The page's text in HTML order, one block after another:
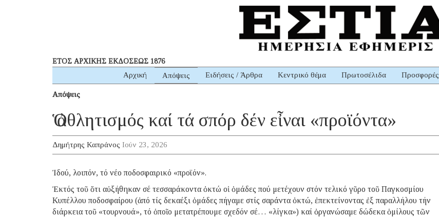
ΕΤΟΣ ΑΡΧΙΚΗΣ ΕΚΔΟΣΕΩΣ 1876
Αρχική Απόψεις Ειδήσεις / Άρθρα Κεντρικό θέμα Πρωτοσέλιδα Προσφορές
Απόψεις
Ὁ ἀθλητισμός καί τά σπόρ δέν εἶναι «προϊόντα»
Δημήτρης Καπράνος Ιούν 23, 2026
Ἰδού, λοιπόν, τό νέο ποδοσφαιρικό «προϊόν».
Ἐκτός τοῦ ὅτι αὐξήθηκαν σέ τεσσαράκοντα ὀκτώ οἱ ὁμάδες πού μετέχουν στόν τελικό γῦρο τοῦ Παγκοσμίου
Κυπέλλου ποδοσφαίρου (ἀπό τίς δεκαέξι ὁμάδες πήγαμε στίς σαράντα ὀκτώ, ἐπεκτείνοντας ἐξ παραλλήλου τήν
διάρκεια τοῦ «τουρνουά», τό ὁποῖο μετατρέπουμε σχεδόν σέ… «λίγκα») καί ὀργανώσαμε δώδεκα ὁμίλους τῶν